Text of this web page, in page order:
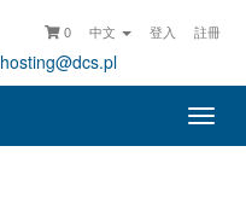
0 中文 登入 註冊
hosting@dcs.pl
切
換